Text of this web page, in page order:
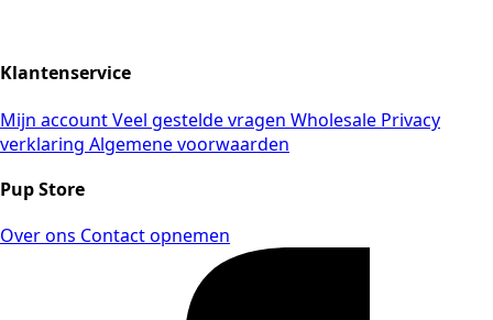
Klantenservice
Mijn accountVeel gestelde vragen Wholesale Privacy
verklaring Algemene voorwaarden
Pup Store
Over ons Contact opnemen